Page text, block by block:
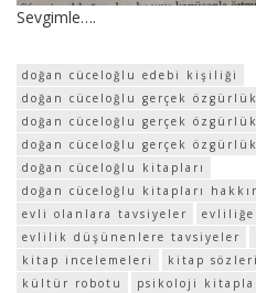
Sevgimle….
doğan cüceloğlu edebi kişiliği
doğan cüceloğlu gerçek
doğan cüceloğlu gerçek
doğan cüceloğlu gerçek
doğan cüceloğlu kitapları
doğan cüceloğlu kitapları
evli olanlara tavsiyeler
evlilik düşünenlere tavsiyeler
kitap incelemeleri
kitap sözleri
kültür robotu
psikoloji